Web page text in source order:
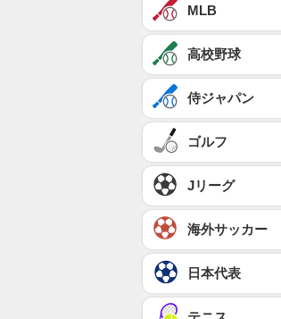
MLB
高校野球
侍ジャパン
ゴルフ
Jリーグ
海外サッカー
日本代表